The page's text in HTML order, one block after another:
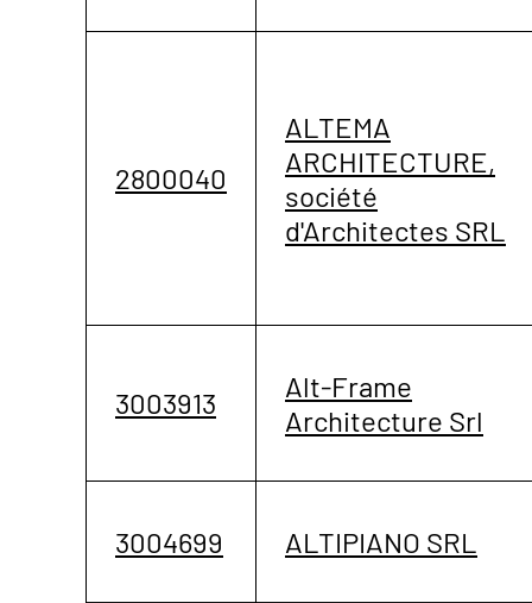
2800040
ALTEMA
ARCHITECTURE,
société
d'Architectes SRL
3003913
Alt-Frame
Architecture Srl
3004699 ALTIPIANO SRL